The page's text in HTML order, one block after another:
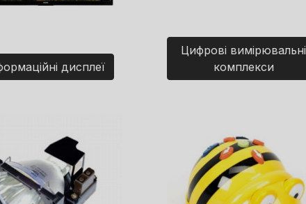
дисплеї
Цифрові вимірювальні
комплекси